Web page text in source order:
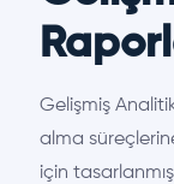
Gelişmiş
alma
için